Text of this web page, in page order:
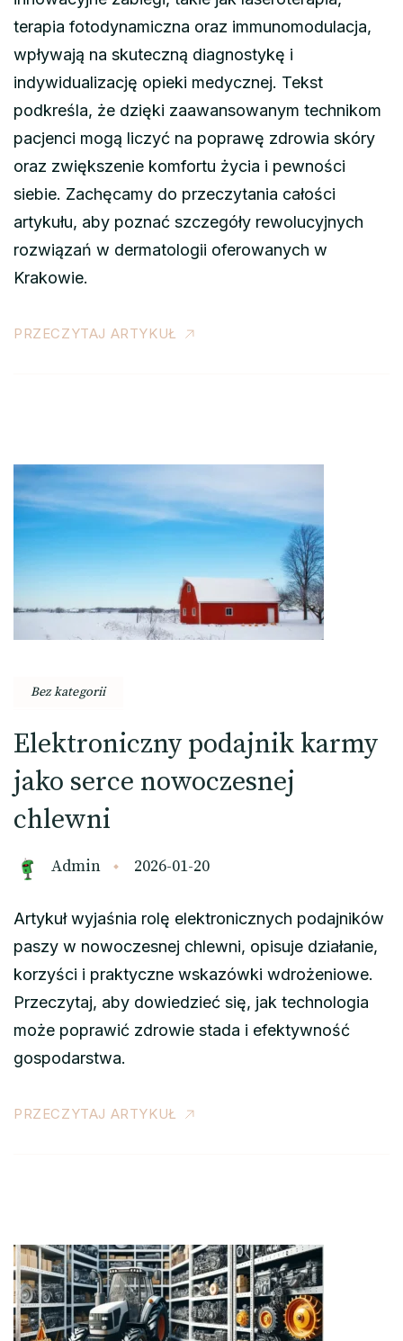
terapia fotodynamiczna oraz immunomodulacja,
wpływają na skuteczną diagnostykę i
indywidualizację opieki medycznej. Tekst
podkreśla, że dzięki zaawansowanym technikom
pacjenci mogą liczyć na poprawę zdrowia skóry
oraz zwiększenie komfortu życia i pewności
siebie. Zachęcamy do przeczytania całości
artykułu, aby poznać szczegóły rewolucyjnych
rozwiązań w dermatologii oferowanych w
Krakowie.
PRZECZYTAJ ARTYKUŁ
Bez kategorii
Elektroniczny podajnik karmy
jako serce nowoczesnej
chlewni
Admin 2026-01-20
Artykuł wyjaśnia rolę elektronicznych podajników
paszy w nowoczesnej chlewni, opisuje działanie,
korzyści i praktyczne wskazówki wdrożeniowe.
Przeczytaj, aby dowiedzieć się, jak technologia
może poprawić zdrowie stada i efektywność
gospodarstwa.
PRZECZYTAJ ARTYKUŁ